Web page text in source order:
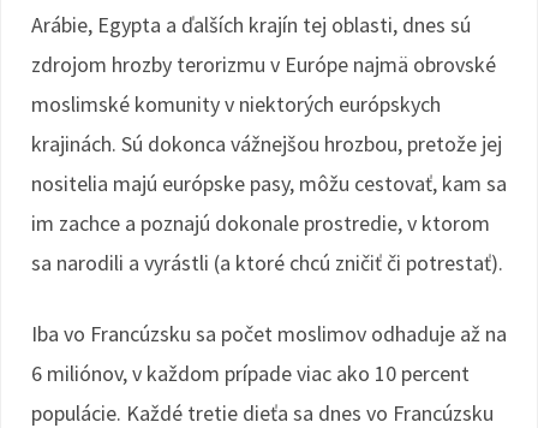
Arábie, Egypta a ďalších krajín tej oblasti, dnes sú
zdrojom hrozby terorizmu v Európe najmä obrovské
moslimské komunity v niektorých európskych
krajinách. Sú dokonca vážnejšou hrozbou, pretože jej
nositelia majú európske pasy, môžu cestovať, kam sa
im zachce a poznajú dokonale prostredie, v ktorom
sa narodili a vyrástli (a ktoré chcú zničiť či potrestať).
Iba vo Francúzsku sa počet moslimov odhaduje až na
6 miliónov, v každom prípade viac ako 10 percent
populácie. Každé tretie dieťa sa dnes vo Francúzsku